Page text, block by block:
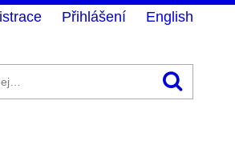
Přihlášení English